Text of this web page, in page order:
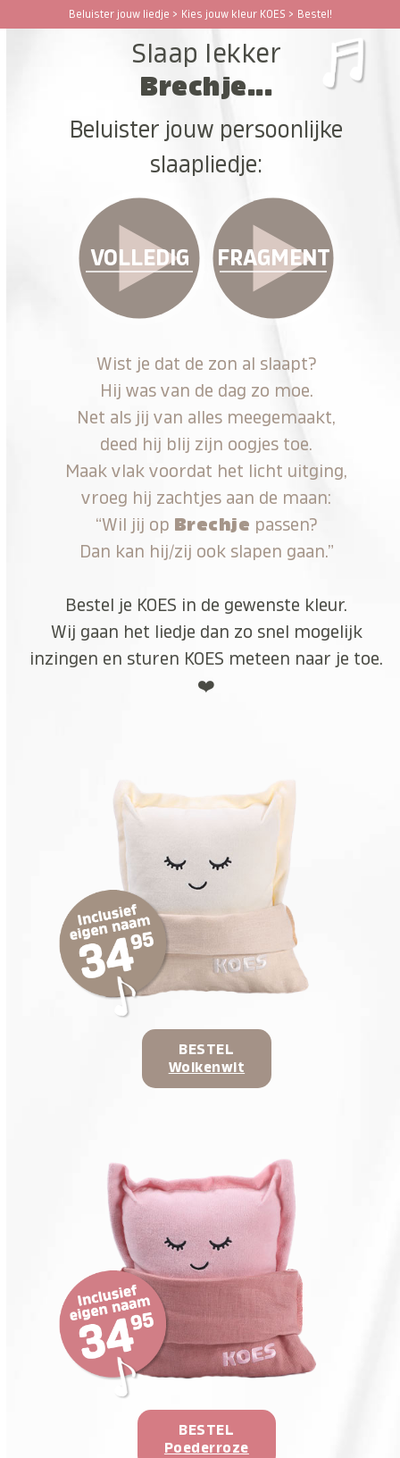
Beluister jouw liedje > Kies jouw kleur KOES > Bestel!
Open
Close
Slaap lekker
Brechje...
Beluister jouw persoonlijke
slaapliedje:
VOLLEDIG FRAGMENT
Wist je dat de zon al slaapt?
Hij was van de dag zo moe.
Net als jij van alles meegemaakt,
deed hij blij zijn oogjes toe.
Maak vlak voordat het licht uitging,
vroeg hij zachtjes aan de maan:
“Wil jij op Brechje passen?
Dan kan hij/zij ook slapen gaan.”
Bestel je KOES in de gewenste kleur.
Wij gaan het liedje dan zo snel mogelijk
inzingen en sturen KOES meteen naar je toe.
❤️
BESTEL
Wolkenwit
BESTEL
Poederroze